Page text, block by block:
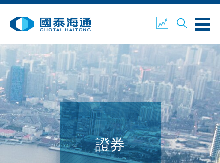
業務概覽 公司新聞
環境、社會及企業管治 國泰海通證券 聯絡我們
證券